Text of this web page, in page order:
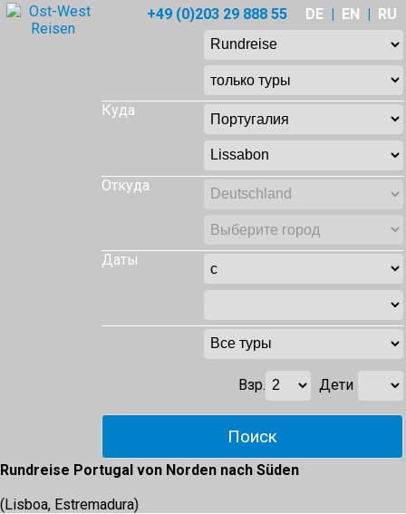
+49 (0)203 29 888 55 DE | EN | RU
Куда
Откуда
Даты
Взр. Дети
Rundreise Portugal von Norden nach Süden
(Lisboa, Estremadura)